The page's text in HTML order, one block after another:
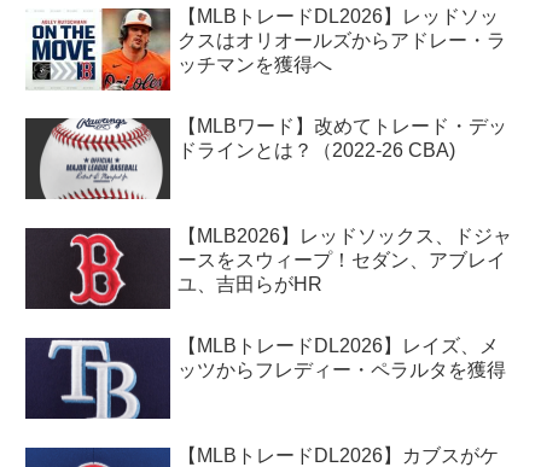
【MLBトレードDL2026】レッドソッ
クスはオリオールズからアドレー・ラ
ッチマンを獲得へ
【MLBワード】改めてトレード・デッ
ドラインとは？（2022-26 CBA)
【MLB2026】レッドソックス、ドジャ
ースをスウィープ！セダン、アブレイ
ユ、吉田らがHR
【MLBトレードDL2026】レイズ、メ
ッツからフレディー・ペラルタを獲得
【MLBトレードDL2026】カブスがケ